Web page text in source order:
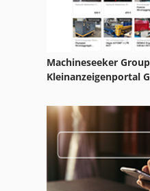
Machineseeker
Kleinanzeigenportal